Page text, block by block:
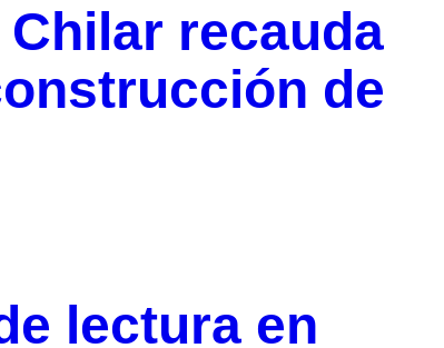
recauda
de
lectura en